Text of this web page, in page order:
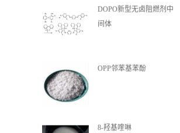
DOPO新型无卤阻燃剂中
间体
OPP邻苯基苯酚
8-羟基喹啉